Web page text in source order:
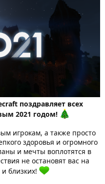
поздравляет всех
2021 годом!
игрокам, а также просто
здоровья и огромного
и мечты воплотятся в
не остановят вас на
близких!